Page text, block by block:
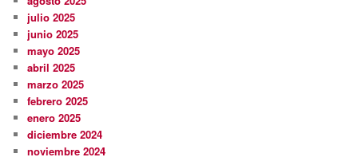
julio 2025
junio 2025
mayo 2025
abril 2025
marzo 2025
febrero 2025
enero 2025
diciembre 2024
noviembre 2024